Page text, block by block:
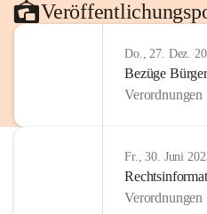
Do., 27. Dez.
Bezüge
Verordnungen
Fr., 30. Juni
Verordnungen